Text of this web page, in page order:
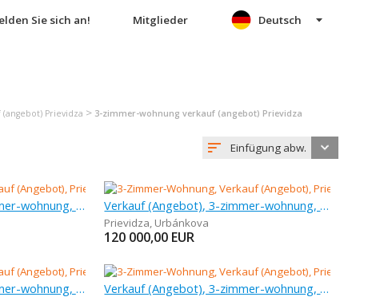
Sie sich an! Mitglieder Deutsch
Prievidza > 3-zimmer-wohnung verkauf (angebot) Prievidza
Einfügung abw.
Verkauf (Angebot), 3-zimmer-wohnung, 70 m Verkauf (Angebot), 3-zimmer-wohnung, 70 m
Prievidza, Urbánkova
120 000,00 EUR
Verkauf (Angebot), 3-zimmer-wohnung, 65 m Verkauf (Angebot), 3-zimmer-wohnung, 64 m